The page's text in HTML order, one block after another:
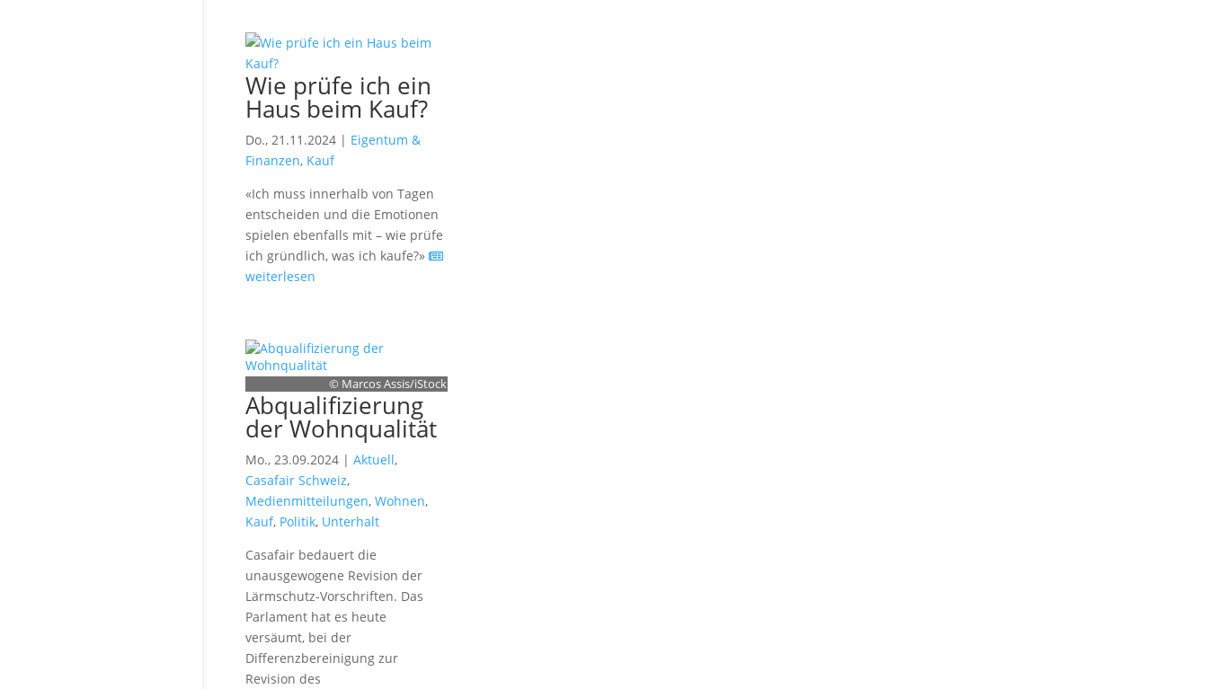
Wie prüfe ich ein
Haus beim Kauf?
Do., 21.11.2024 | Eigentum &
Finanzen, Kauf
«Ich muss innerhalb von Tagen
entscheiden und die Emotionen
spielen ebenfalls mit – wie prüfe
ich gründlich, was ich kaufe?»
weiterlesen
© Marcos Assis/iStock
Abqualifizierung
der Wohnqualität
Mo., 23.09.2024 | Aktuell,
Casafair Schweiz,
Medienmitteilungen, Wohnen,
Kauf, Politik, Unterhalt
Casafair bedauert die
unausgewogene Revision der
Lärmschutz-Vorschriften. Das
Parlament hat es heute
versäumt, bei der
Differenzbereinigung zur
Revision des